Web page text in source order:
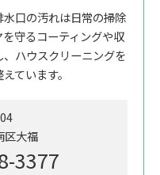
口の汚れは日常の掃除
守るコーティングや収
ハウスクリーニングを
ています。
区大福
3377